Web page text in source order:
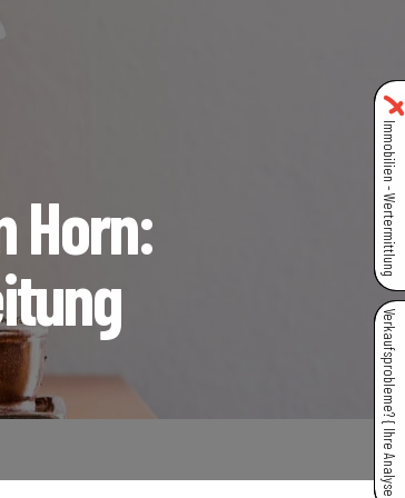
Horn:
Immobilien - Wertermittlung
Verkaufsprobleme? { Ihre Analyse }